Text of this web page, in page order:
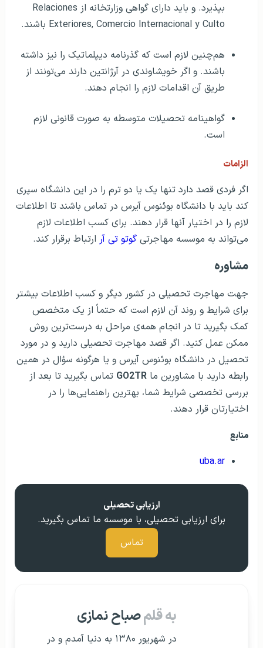
بپذیرد. و باید دارای گواهی وزارتخانه از Relaciones
Exteriores, Comercio Internacional y Culto باشند.
هم‌چنین لازم است که گذرنامه دیپلماتیک را نیز داشته
باشند. و اگر خویشاوندی در آرژانتین دارند می‌تونند از
طریق آن اقدامات لازم را انجام دهند.
گواهینامه تحصیلات متوسطه به صورت قانونی لازم
است.
الزامات
اگر فردی قصد دارد تنها یک یا دو ترم را در این دانشگاه سپری
کند باید با دانشگاه بوئنوس آیرس در تماس باشند تا اطلاعات
لازم را در اختیار آنها قرار دهند. برای کسب اطلاعات لازم
می‌تواند به موسسه مهاجرتی گوتو تی آر ارتباط برقرار کند.
مشاوره
جهت مهاجرت تحصیلی در کشور دیگر و کسب اطلاعات بیشتر
برای شرایط و روند آن لازم است که حتماً از یک متخصص
کمک بگیرید تا در انجام همه‌ی مراحل به درست‌ترین روش
ممکن عمل کنید. اگر قصد مهاجرت تحصیلی دارید و در مورد
تحصیل در دانشگاه بوئنوس آیرس و یا هرگونه سؤال در همین
رابطه دارید با مشاورین ما GO2TR تماس بگیرید تا بعد از
بررسی تخصصی شرایط شما، بهترین راهنمایی‌ها را در
اختیارتان قرار دهند.
منابع
uba.ar
ارزیابی تحصیلی
برای ارزیابی تحصیلی، با موسسه ما تماس بگیرید.
تماس
به قلمصباح نمازی
در شهریور ۱۳۸۰ به دنیا آمدم و در